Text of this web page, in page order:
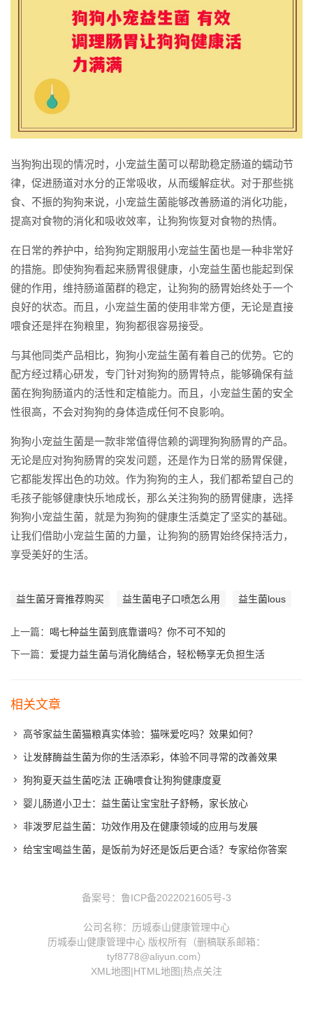
当狗狗出现的情况时，小宠益生菌可以帮助稳定肠道的蠕动节
律，促进肠道对水分的正常吸收，从而缓解症状。对于那些挑
食、不振的狗狗来说，小宠益生菌能够改善肠道的消化功能，
提高对食物的消化和吸收效率，让狗狗恢复对食物的热情。
在日常的养护中，给狗狗定期服用小宠益生菌也是一种非常好
的措施。即使狗狗看起来肠胃很健康，小宠益生菌也能起到保
健的作用，维持肠道菌群的稳定，让狗狗的肠胃始终处于一个
良好的状态。而且，小宠益生菌的使用非常方便，无论是直接
喂食还是拌在狗粮里，狗狗都很容易接受。
与其他同类产品相比，狗狗小宠益生菌有着自己的优势。它的
配方经过精心研发，专门针对狗狗的肠胃特点，能够确保有益
菌在狗狗肠道内的活性和定植能力。而且，小宠益生菌的安全
性很高，不会对狗狗的身体造成任何不良影响。
狗狗小宠益生菌是一款非常值得信赖的调理狗狗肠胃的产品。
无论是应对狗狗肠胃的突发问题，还是作为日常的肠胃保健，
它都能发挥出色的功效。作为狗狗的主人，我们都希望自己的
毛孩子能够健康快乐地成长，那么关注狗狗的肠胃健康，选择
狗狗小宠益生菌，就是为狗狗的健康生活奠定了坚实的基础。
让我们借助小宠益生菌的力量，让狗狗的肠胃始终保持活力，
享受美好的生活。
益生菌牙膏推荐购买 益生菌电子口喷怎么用 益生菌lous
上一篇： 喝七种益生菌到底靠谱吗？你不可不知的
下一篇： 爱提力益生菌与消化酶结合，轻松畅享无负担生活
相关文章
高爷家益生菌猫粮真实体验：猫咪爱吃吗？效果如何？
让发酵酶益生菌为你的生活添彩，体验不同寻常的改善效果
狗狗夏天益生菌吃法 正确喂食让狗狗健康度夏
婴儿肠道小卫士：益生菌让宝宝肚子舒畅，家长放心
非泼罗尼益生菌：功效作用及在健康领域的应用与发展
给宝宝喝益生菌，是饭前为好还是饭后更合适？专家给你答案
备案号： 鲁ICP备2022021605号-3
公司名称：历城泰山健康管理中心
历城泰山健康管理中心 版权所有（删稿联系邮箱：
tyf8778@aliyun.com）
XML地图|HTML地图|热点关注